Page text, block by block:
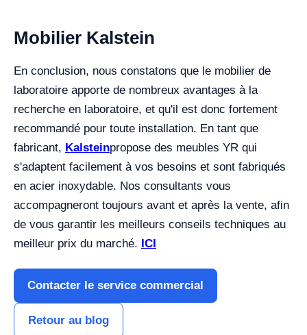
Mobilier Kalstein
En conclusion, nous constatons que le mobilier de
laboratoire apporte de nombreux avantages à la
recherche en laboratoire, et qu'il est donc fortement
recommandé pour toute installation. En tant que
fabricant, Kalsteinpropose des meubles YR qui
s'adaptent facilement à vos besoins et sont fabriqués
en acier inoxydable. Nos consultants vous
accompagneront toujours avant et après la vente, afin
de vous garantir les meilleurs conseils techniques au
meilleur prix du marché. ICI
Contacter le service commercial
Retour au blog